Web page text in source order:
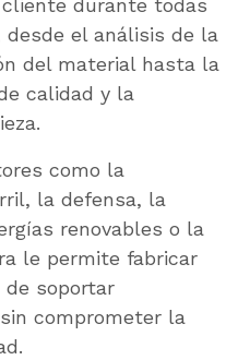
durante todas
el análisis de la
del material hasta la
calidad y la
como la
la defensa, la
renovables o la
le permite fabricar
de soportar
comprometer la